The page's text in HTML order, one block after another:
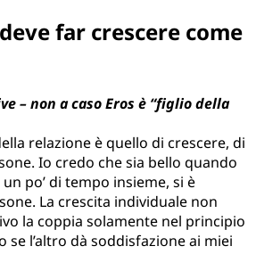
far crescere come
– non a caso Eros è “figlio della
relazione è quello di crescere, di
Io credo che sia bello quando
po’ di tempo insieme, si è
La crescita individuale non
la coppia solamente nel principio
se l’altro dà soddisfazione ai miei